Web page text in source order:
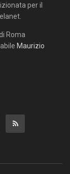
per il
Roma
Maurizio